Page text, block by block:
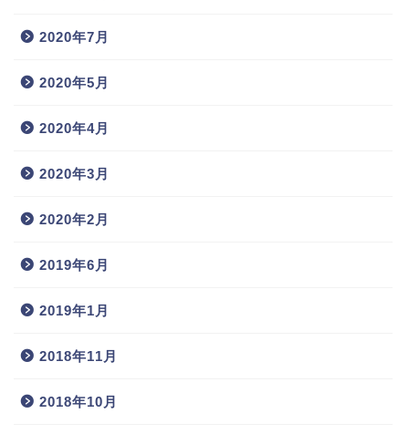
2020年7月
2020年5月
2020年4月
2020年3月
2020年2月
2019年6月
2019年1月
2018年11月
2018年10月